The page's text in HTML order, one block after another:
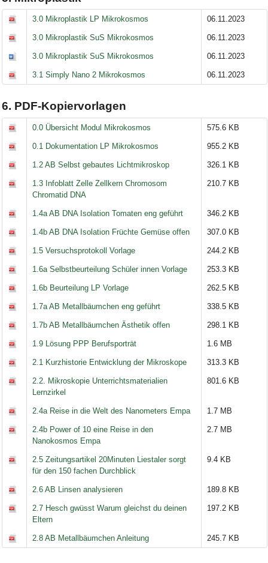
3.0 Mikroplastik LP Mikrokosmos 06.11.2023
3.0 Mikroplastik SuS Mikrokosmos 06.11.2023
3.0 Mikroplastik SuS Mikrokosmos 06.11.2023
3.1 Simply Nano 2 Mikrokosmos 06.11.2023
6. PDF-Kopiervorlagen
0.0 Übersicht Modul Mikrokosmos 575.6 KB
0.1 Dokumentation LP Mikrokosmos 955.2 KB
1.2 AB Selbst gebautes Lichtmikroskop 326.1 KB
1.3 Infoblatt Zelle Zellkern Chromosom
Chromatid DNA
210.7 KB
1.4a AB DNA Isolation Tomaten eng geführt 346.2 KB
1.4b AB DNA Isolation Früchte Gemüse offen 307.0 KB
1.5 Versuchsprotokoll Vorlage 244.2 KB
1.6a Selbstbeurteilung Schüler innen Vorlage 253.3 KB
1.6b Beurteilung LP Vorlage 262.5 KB
1.7a AB Metallbäumchen eng geführt 338.5 KB
1.7b AB Metallbäumchen Ästhetik offen 298.1 KB
1.9 Lösung PPP Berufsporträt 1.6 MB
2.1 Kurzhistorie Entwicklung der Mikroskope 313.3 KB
2.2. Mikroskopie Unterrichtsmaterialien
Lernzirkel
801.6 KB
2.4a Reise in die Welt des Nanometers Empa 1.7 MB
2.4b Power of 10 eine Reise in den
Nanokosmos Empa
2.7 MB
2.5 Zeitungsartikel 20Minuten Liestaler sorgt
für den 150 fachen Durchblick
9.4 KB
2.6 AB Linsen analysieren 189.8 KB
2.7 Hesch gwüsst Warum gleichst du deinen
Eltern
197.2 KB
2.8 AB Metallbäumchen Anleitung 245.7 KB